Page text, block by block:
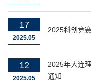
17
2025.05
2025科创竞
12
2025年大连
通知